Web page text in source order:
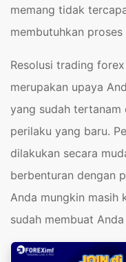
memang tidak
membutuhkan
Resolusi trading
merupakan upaya
yang sudah tertanam
perilaku yang baru.
dilakukan secara
berbenturan dengan
Anda mungkin masih
sudah membuat